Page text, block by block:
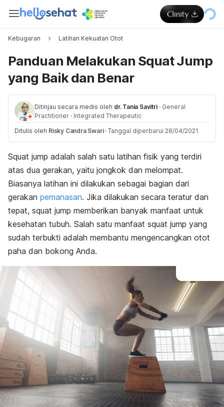
Kebugaran Latihan Kekuatan Otot
Panduan Melakukan Squat Jump
yang Baik dan Benar
Ditinjau secara medis oleh dr. Tania Savitri · General
Practitioner · Integrated Therapeutic
Ditulis oleh Risky Candra Swari · Tanggal diperbarui 28/04/2021
Squat jump adalah salah satu latihan fisik yang terdiri
atas dua gerakan, yaitu jongkok dan melompat.
Biasanya latihan ini dilakukan sebagai bagian dari
gerakan pemanasan. Jika dilakukan secara teratur dan
tepat, squat jump memberikan banyak manfaat untuk
kesehatan tubuh. Salah satu manfaat squat jump yang
sudah terbukti adalah membantu mengencangkan otot
paha dan bokong Anda.